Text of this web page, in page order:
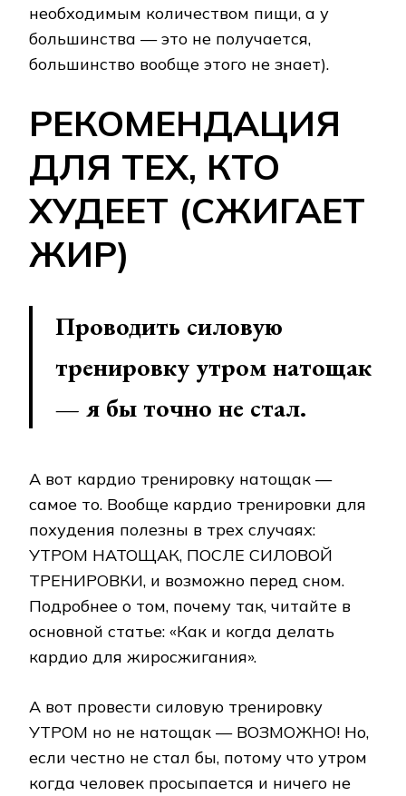
необходимым количеством пищи, а у
большинства — это не получается,
большинство вообще этого не знает).
РЕКОМЕНДАЦИЯ
ДЛЯ ТЕХ, КТО
ХУДЕЕТ (СЖИГАЕТ
ЖИР)
Проводить силовую
тренировку утром натощак
— я бы точно не стал.
А вот кардио тренировку натощак —
самое то. Вообще кардио тренировки для
похудения полезны в трех случаях:
УТРОМ НАТОЩАК, ПОСЛЕ СИЛОВОЙ
ТРЕНИРОВКИ, и возможно перед сном.
Подробнее о том, почему так, читайте в
основной статье: «Как и когда делать
кардио для жиросжигания».
А вот провести силовую тренировку
УТРОМ но не натощак — ВОЗМОЖНО! Но,
если честно не стал бы, потому что утром
когда человек просыпается и ничего не